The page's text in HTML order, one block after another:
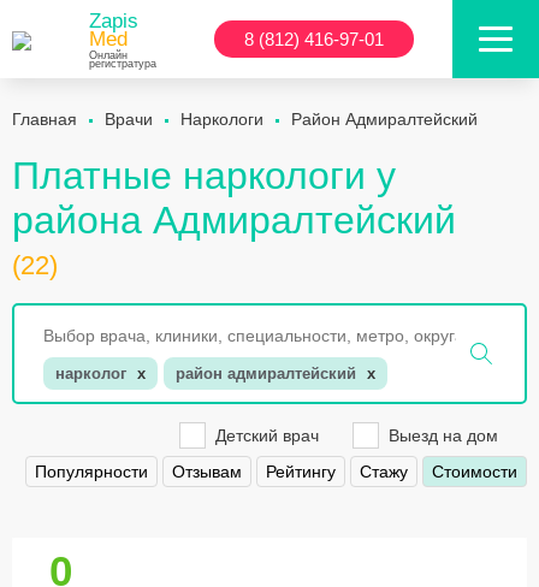
Zapis
Med
Онлайн
регистратура
8 (812) 416-97-01
Главная Врачи Наркологи Район Адмиралтейский
Платные наркологи у
района Адмиралтейский
(22)
нарколог x район адмиралтейский x
Детский врач
Выезд на дом
Популярности
Отзывам Рейтингу Стажу Стоимости
0